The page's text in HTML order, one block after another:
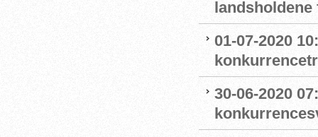
01-07-2020
30-06-2020